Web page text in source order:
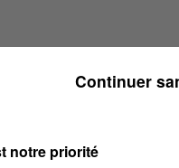
notre priorité
Continuer